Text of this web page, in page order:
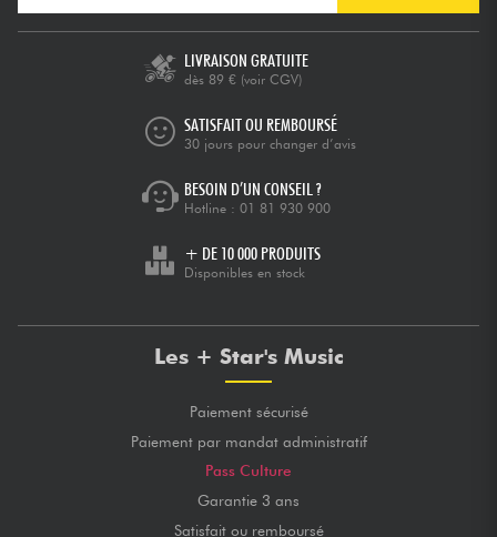
LIVRAISON GRATUITE
dès 89 € (voir CGV)
SATISFAIT OU REMBOURSÉ
30 jours pour changer d’avis
BESOIN D’UN CONSEIL ?
Hotline : 01 81 930 900
+ DE 10 000 PRODUITS
Disponibles en stock
Les + Star's Music
Paiement sécurisé
Paiement par mandat administratif
Pass Culture
Garantie 3 ans
Satisfait ou remboursé